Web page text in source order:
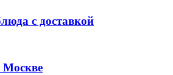
с доставкой
Москве